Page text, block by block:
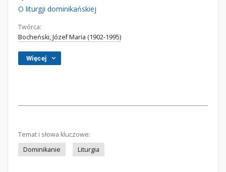
O liturgji dominikańskiej
Twórca:
Bocheński, Józef Maria (1902-1995)
Więcej
Temat i słowa kluczowe:
Dominikanie
Liturgia